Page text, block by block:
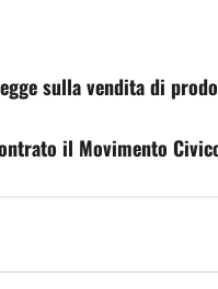
sulla vendita di
il Movimento